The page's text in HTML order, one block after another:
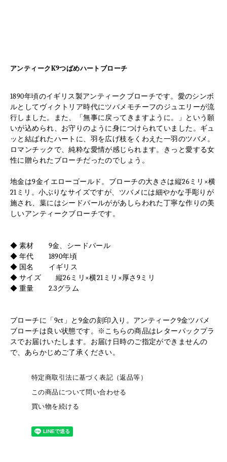
アンティークK9つばめハートブローチ
1890年頃のイギリス製アンティークブローチです。愛のシンボ
ルとしてヴィクトリア時代にツバメモチーフのジュエリーが流
行しました。また、「無事に戻ってきますように。」という願
いが込められ、お守りのように身につけられていました。ギュ
ッと結ばれたハートに、羽を広げ枝をくわえた一羽のツバメ。
ロマンチックで、純粋な愛情が感じられます。きっと愛する女
性に贈られたブローチだったのでしょう。
地金は9金イエローゴールド。ブローチの大きさは縦26ミリ×横
21ミリ。小ぶりなサイズですが、ツバメには細やかな手彫りが
施され、葉にはシードパールががあしらわれた丁寧な作りの美
しいアンティークブローチです。
◆ 素材 9金、シードパール
◆ 年代 1890年頃
◆ 国名 イギリス
◆ サイズ 縦26ミリ×横21ミリ×厚さ9ミリ
◆ 重量 2.3グラム
ブローチに「9ct」と9金の刻印入り。アンティーク9金ツバメ
ブローチは良い状態です。※こちらの商品はレターパックプラ
スでお届けいたします。お届け日時のご指定ができませんの
で、あらかじめご了承ください。
特定商取引法に基づく表記（返品等）
この商品について問い合わせる
買い物を続ける